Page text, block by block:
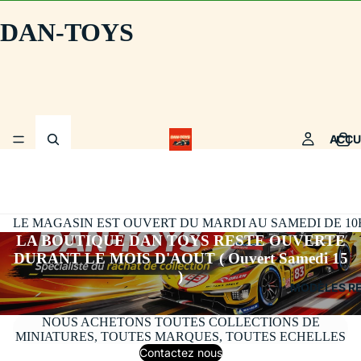
DAN-TOYS
MODÈLES
LE MAGASIN EST OUVERT DU MARDI AU SAMEDI DE
LA BOUTIQUE DAN TOYS RESTE OUVERTE
DURANT LE MOIS D'AOUT ( Ouvert Samedi 15
)
NOUS ACHETONS TOUTES COLLECTIONS DE
MINIATURES, TOUTES MARQUES, TOUTES ECHELLES
Contactez nous